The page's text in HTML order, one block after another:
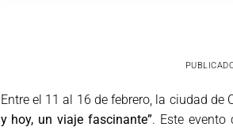
Entre el 11 al 16 de febrero, la ciudad de
y hoy, un viaje fascinante”. Este